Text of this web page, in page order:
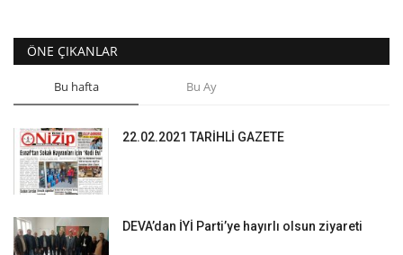
ÖNE ÇIKANLAR
Bu hafta Bu Ay
22.02.2021 TARİHLİ GAZETE
DEVA’dan İYİ Parti’ye hayırlı olsun ziyareti